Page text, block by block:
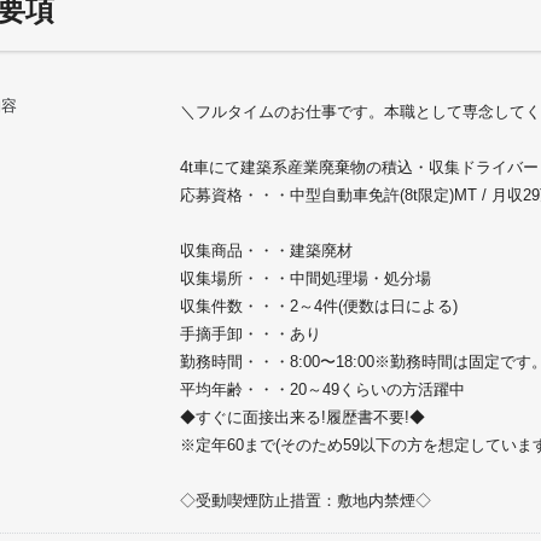
項
＼フルタイムのお仕事です。本職として専念して
4t車にて建築系産業廃棄物の積込・収集ドライバー
応募資格・・・中型自動車免許(8t限定)MT / 月収
収集商品・・・建築廃材
収集場所・・・中間処理場・処分場
収集件数・・・2～4件(便数は日による)
手摘手卸・・・あり
勤務時間・・・8:00〜18:00※勤務時間は固定です
平均年齢・・・20～49くらいの方活躍中
◆すぐに面接出来る!履歴書不要!◆
※定年60まで(そのため59以下の方を想定してい
◇受動喫煙防止措置：敷地内禁煙◇